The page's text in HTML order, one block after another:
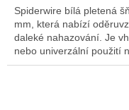
Spiderwire bílá pletená
mm, která nabízí
daleké nahazování. Je
nebo univerzální použití